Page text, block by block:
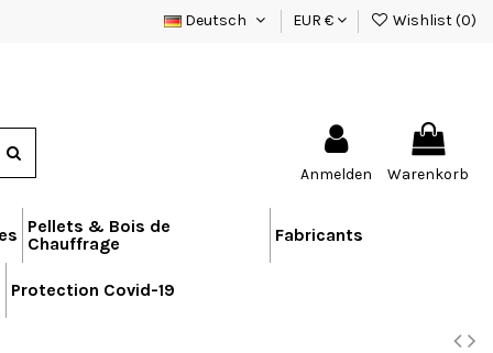
Deutsch EUR € Wishlist (0)
Anmelden Warenkorb
Pellets & Bois de
Chauffrage
Fabricants
Protection Covid-19